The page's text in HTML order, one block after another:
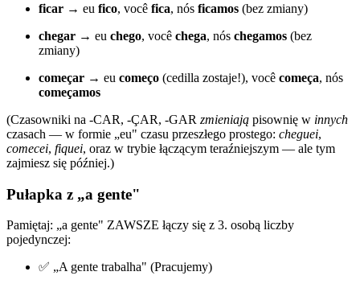
ficar → eu fico, você fica, nós ficamos (bez zmiany)
chegar → eu chego, você chega, nós chegamos (bez
zmiany)
começar → eu começo (cedilla zostaje!), você começa, nós
começamos
(Czasowniki na -CAR, -ÇAR, -GAR zmieniają pisownię w innych
czasach — w formie „eu" czasu przeszłego prostego: cheguei,
comecei, fiquei, oraz w trybie łączącym teraźniejszym — ale tym
zajmiesz się później.)
Pułapka z „a gente"
Pamiętaj: „a gente" ZAWSZE łączy się z 3. osobą liczby
pojedynczej:
✅ „A gente trabalha" (Pracujemy)